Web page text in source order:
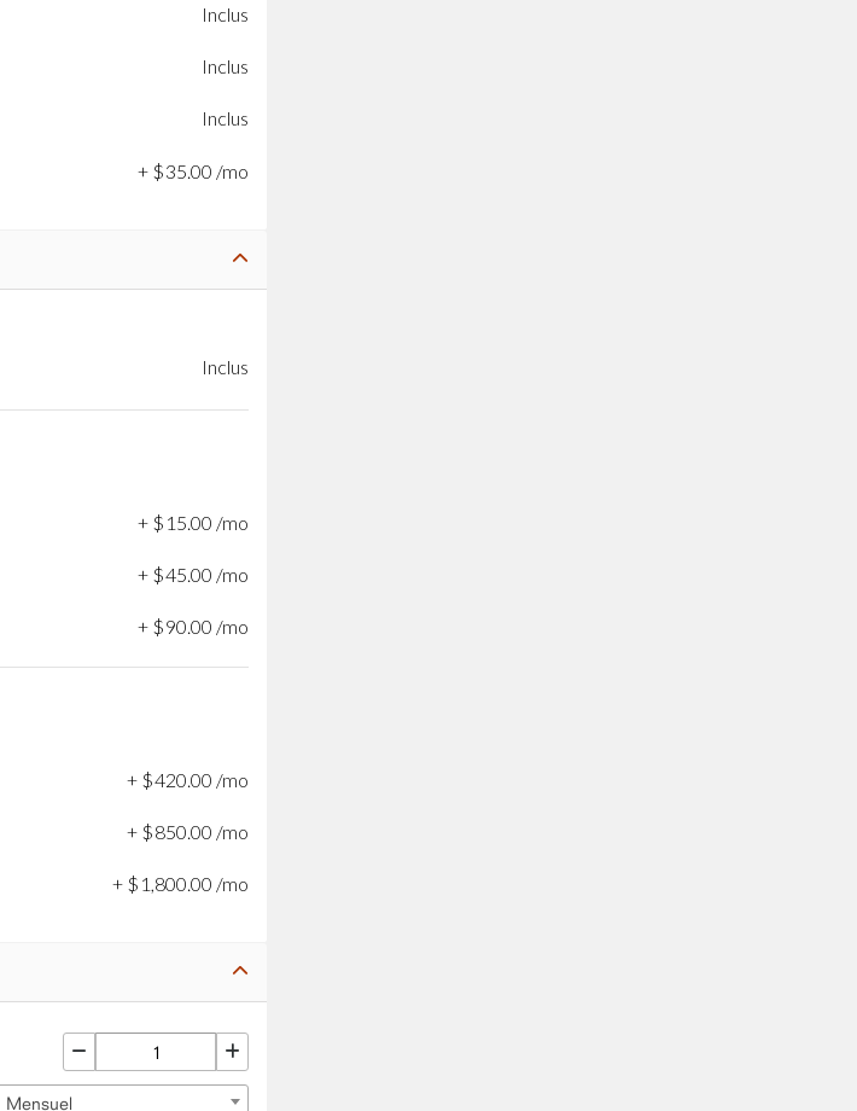
Inclus
Inclus
Inclus
+ $35.00 /mo
Inclus
+ $ 15.00 /mo
+ $45.00 /mo
+ $90 .00 /mo
+ $420.00 /mo
+ $850.00 /mo
+ $ 1,800 .00 /mo
Mensuel